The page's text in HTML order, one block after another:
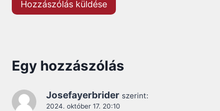
Egy hozzászólás
Josefayerbrider szerint:
2024. október 17. 20:10